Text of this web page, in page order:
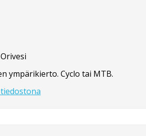
ympärikierto. Cyclo tai MTB.